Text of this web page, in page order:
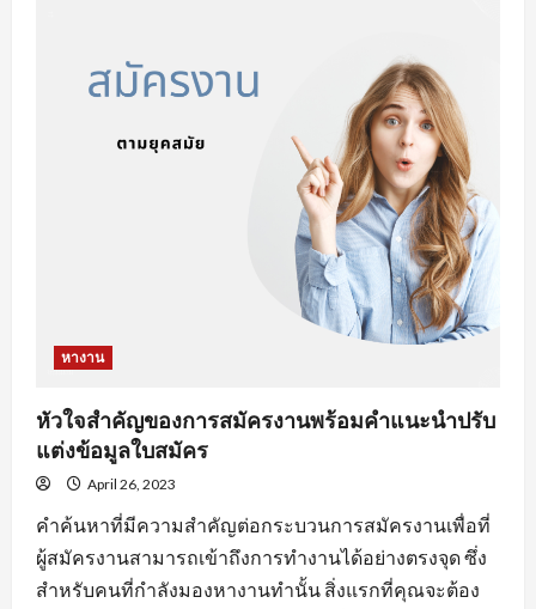
หา
งาน
จะ
ทำให้
หางาน
หัวใจสำคัญของการสมัครงานพร้อมคำแนะนำปรับ
แต่งข้อมูลใบสมัคร
April 26, 2023
คำค้นหาที่มีความสำคัญต่อกระบวนการสมัครงานเพื่อที่
ผู้สมัครงานสามารถเข้าถึงการทำงานได้อย่างตรงจุด ซึ่ง
สำหรับคนที่กำลังมองหางานทำนั้น สิ่งแรกที่คุณจะต้อง